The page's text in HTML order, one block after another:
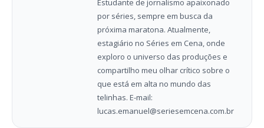
Estudante de jornalismo apaixonado
por séries, sempre em busca da
próxima maratona. Atualmente,
estagiário no Séries em Cena, onde
exploro o universo das produções e
compartilho meu olhar crítico sobre o
que está em alta no mundo das
telinhas. E-mail:
lucas.emanuel@seriesemcena.com.br